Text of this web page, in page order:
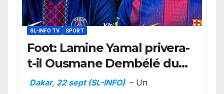
SL-INFO TV SPORT
Foot: Lamine Yamal privera-
t-il Ousmane Dembélé du
Ballon d’or ?
Dakar, 22 sept (SL-INFO) – Un